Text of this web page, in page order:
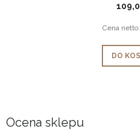
Cena netto:
DO
Ocena sklepu